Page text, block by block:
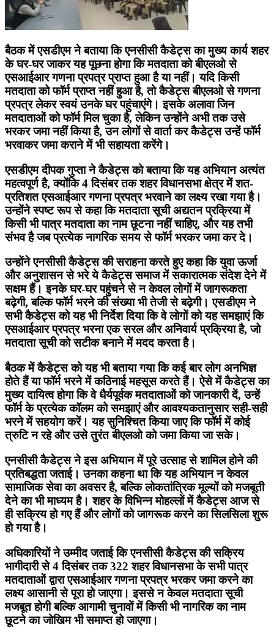
बैठक में एसडीएम ने बताया कि एनसीसी कैडेट्स का मुख्य कार्य शहर
के घर-घर जाकर यह पूछना होगा कि मतदाता को बीएलओ से
एसआईआर गणना प्रपत्र प्राप्त हुआ है या नहीं। यदि किसी
मतदाता को फॉर्म प्राप्त नहीं हुआ है, तो कैडेट्स बीएलओ से गणना
प्रपत्र लेकर स्वयं उनके घर पहुंचाएंगे। इसके अलावा जिन
मतदाताओं को फॉर्म मिल चुका है, लेकिन उन्होंने अभी तक उसे
भरकर जमा नहीं किया है, उन लोगों से वार्ता कर कैडेट्स उन्हें फॉर्म
भरवाकर जमा कराने में भी सहायता करेंगे।
एसडीएम दीपक गुप्ता ने कैडेट्स को बताया कि यह अभियान अत्यंत
महत्वपूर्ण है, क्योंकि 4 दिसंबर तक शहर विधानसभा क्षेत्र में शत-
प्रतिशत एसआईआर गणना प्रपत्र भरवाने का लक्ष्य रखा गया है।
उन्होंने स्पष्ट रूप से कहा कि मतदाता सूची अद्यतन प्रक्रिया में
किसी भी पात्र मतदाता का नाम छूटना नहीं चाहिए, और यह तभी
संभव है जब प्रत्येक नागरिक समय से फॉर्म भरकर जमा कर दे।
उन्होंने एनसीसी कैडेट्स की सराहना करते हुए कहा कि युवा ऊर्जा
और अनुशासन से भरे ये कैडेट्स समाज में सकारात्मक संदेश देने में
सक्षम हैं। इनके घर-घर पहुंचने से न केवल लोगों में जागरूकता
बढ़ेगी, बल्कि फॉर्म भरने की संख्या भी तेजी से बढ़ेगी। एसडीएम ने
सभी कैडेट्स को यह भी निर्देश दिया कि वे लोगों को यह समझाएं कि
एसआईआर प्रपत्र भरना एक सरल और अनिवार्य प्रक्रिया है, जो
मतदाता सूची को सटीक बनाने में मदद करता है।
बैठक में कैडेट्स को यह भी बताया गया कि कई बार लोग अनभिज्ञ
होते हैं या फॉर्म भरने में कठिनाई महसूस करते हैं। ऐसे में कैडेट्स का
मुख्य दायित्व होगा कि वे धैर्यपूर्वक मतदाताओं को जानकारी दें, उन्हें
फॉर्म के प्रत्येक कॉलम को समझाएं और आवश्यकतानुसार सही-सही
भरने में सहयोग करें। यह सुनिश्चित किया जाए कि फॉर्म में कोई
त्रुटि न रहे और उसे तुरंत बीएलओ को जमा किया जा सके।
एनसीसी कैडेट्स ने इस अभियान में पूरे उत्साह से शामिल होने की
प्रतिबद्धता जताई। उनका कहना था कि यह अभियान न केवल
सामाजिक सेवा का अवसर है, बल्कि लोकतांत्रिक मूल्यों को मजबूती
देने का भी माध्यम है। शहर के विभिन्न मोहल्लों में कैडेट्स आज से
ही सक्रिय हो गए हैं और लोगों को जागरूक करने का सिलसिला शुरू
हो गया है।
अधिकारियों ने उम्मीद जताई कि एनसीसी कैडेट्स की सक्रिय
भागीदारी से 4 दिसंबर तक 322 शहर विधानसभा के सभी पात्र
मतदाताओं द्वारा एसआईआर गणना प्रपत्र भरकर जमा करने का
लक्ष्य आसानी से पूरा हो जाएगा। इससे न केवल मतदाता सूची
मजबूत होगी बल्कि आगामी चुनावों में किसी भी नागरिक का नाम
छूटने का जोखिम भी समाप्त हो जाएगा।